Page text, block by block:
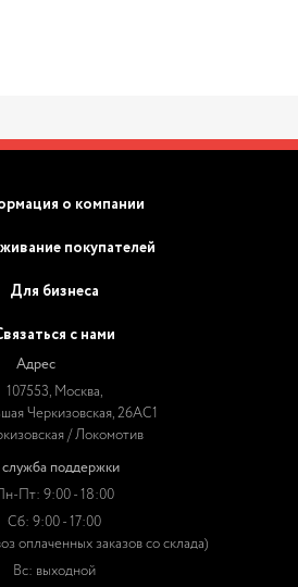
о компании
покупателей
Для бизнеса
с нами
Адрес
107553, Москва,
Черкизовская, 26АС1
/ Локомотив
поддержки
Пн-Пт: 9:00 - 18:00
Сб: 9:00 - 17:00
оплаченных заказов со склада)
Вс: выходной